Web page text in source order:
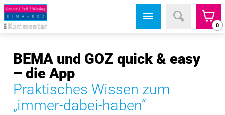
0
BEMA und GOZ quick & easy
– die App
Praktisches Wissen zum
„immer-dabei-haben“